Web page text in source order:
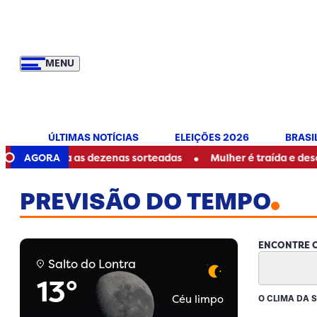
MENU
ÚLTIMAS NOTÍCIAS ELEIÇÕES 2026
AGORA
as dezenas sorteadas • Mulher é traída e descobre
PREVISÃO DO TEMPO
Salto do Lontra
13° Céu limpo
ENCONTRE
O CLIMA DA